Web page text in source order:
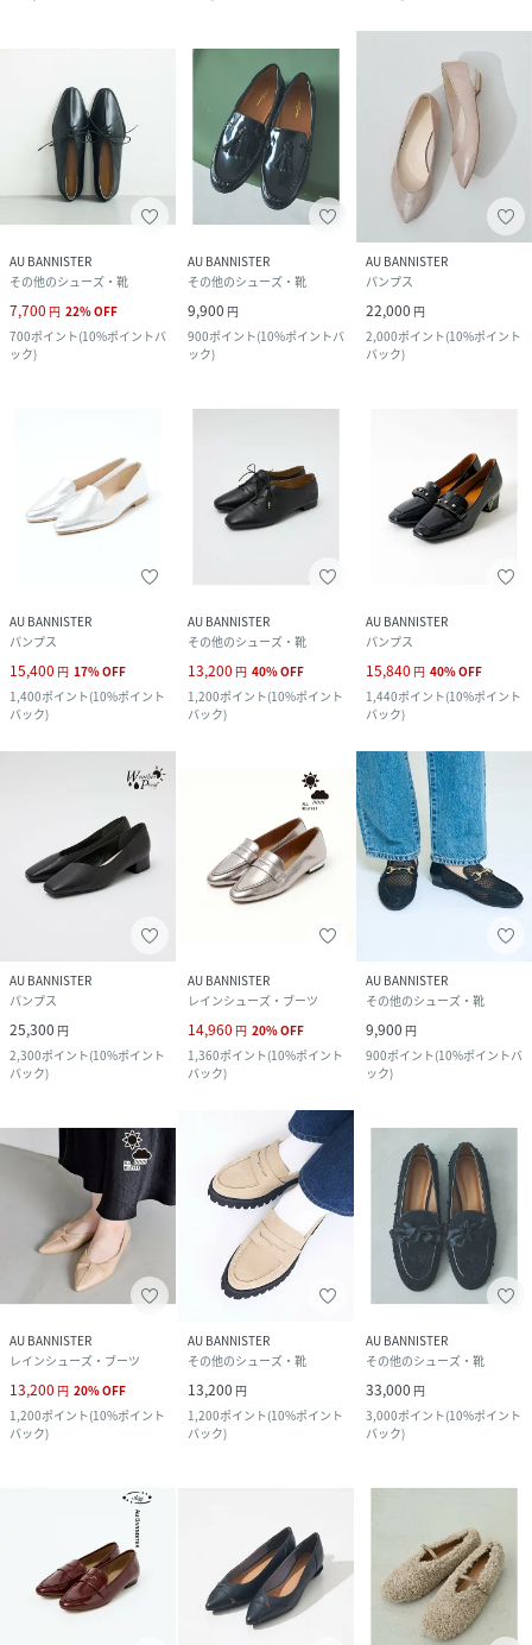
AU BANNISTER
その他のシューズ・靴
7,700 円 22%OFF
700ポイント(10%ポイントバ
ック)
AU BANNISTER
その他のシューズ・靴
9,900 円
900ポイント(10%ポイントバ
ック)
AU BANNISTER
パンプス
22,000 円
2,000ポイント(10%ポイント
バック)
AU BANNISTER
パンプス
15,400 円 17%OFF
1,400ポイント(10%ポイント
バック)
AU BANNISTER
その他のシューズ・靴
13,200 円 40%OFF
1,200ポイント(10%ポイント
バック)
AU BANNISTER
パンプス
15,840 円 40%OFF
1,440ポイント(10%ポイント
バック)
AU BANNISTER
パンプス
25,300 円
2,300ポイント(10%ポイント
バック)
AU BANNISTER
レインシューズ・ブーツ
14,960 円 20%OFF
1,360ポイント(10%ポイント
バック)
AU BANNISTER
その他のシューズ・靴
9,900 円
900ポイント(10%ポイントバ
ック)
AU BANNISTER
レインシューズ・ブーツ
13,200 円 20%OFF
1,200ポイント(10%ポイント
バック)
AU BANNISTER
その他のシューズ・靴
13,200 円
1,200ポイント(10%ポイント
バック)
AU BANNISTER
その他のシューズ・靴
33,000 円
3,000ポイント(10%ポイント
バック)